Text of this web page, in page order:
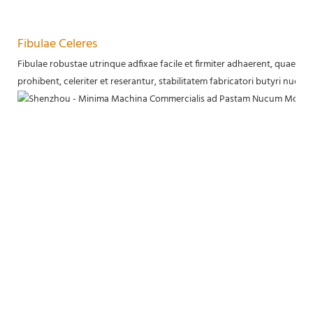
Fibulae Celeres
Fibulae robustae utrinque adfixae facile et firmiter adhaerent, quae
prohibent, celeriter et reserantur, stabilitatem fabricatori butyri nucis